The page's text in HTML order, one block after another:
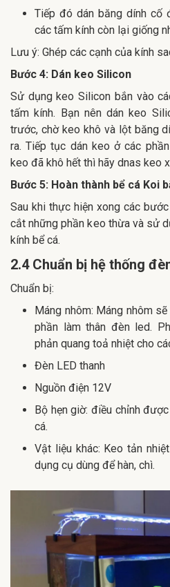
Tiếp đó dán băng dính
các tấm kính còn lại giống
Lưu ý: Ghép các cạnh của kính
Bước 4: Dán keo Silicon
Sử dụng keo Silicon bắn vào
tấm kính. Bạn nên dán keo
trước, chờ keo khô và lột băng
ra. Tiếp tục dán keo ở các
keo đã khô hết thì hãy dnas keo
Bước 5: Hoàn thành bể cá Koi
Sau khi thực hiện xong các
cắt những phần keo thừa và sử
kính bể cá.
2.4 Chuẩn bị hệ thống
Chuẩn bị:
Máng nhôm: Máng nhôm
phần làm thân đèn led.
phản quang toả nhiệt cho
Đèn LED thanh
Nguồn điện 12V
Bộ hẹn giờ: điều chỉnh
cá.
Vật liệu khác: Keo tản
dụng cụ dùng để hàn, chì.